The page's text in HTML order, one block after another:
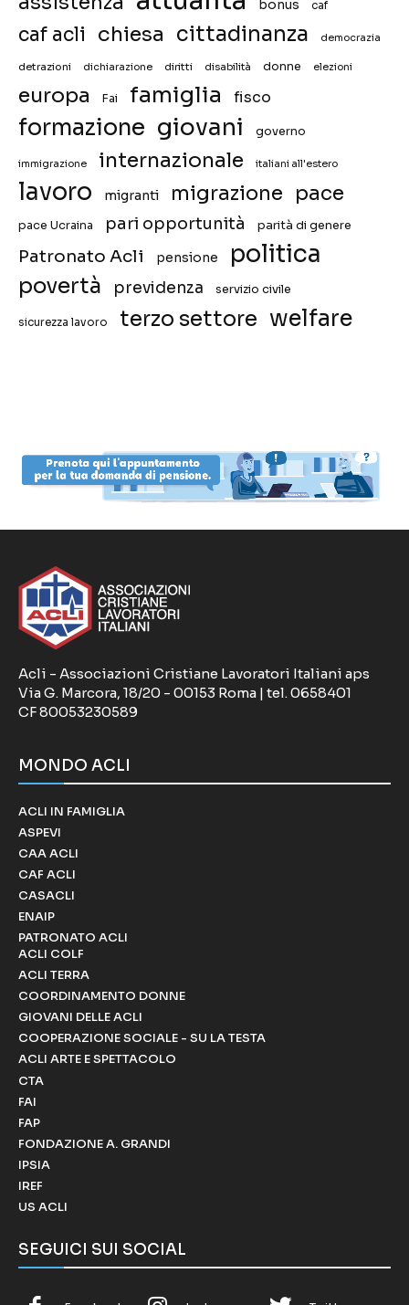
bonus caf
caf acli chiesa cittadinanza democrazia
detrazioni dichiarazione diritti disabilità donne elezioni
europa Fai famiglia fisco
formazione giovani governo
immigrazione internazionale italiani all'estero
lavoro migranti migrazione pace
pace Ucraina pari opportunità parità di genere
Patronato Acli pensione politica
povertà previdenza servizio civile
sicurezza lavoro terzo settore welfare
Acli - Associazioni Cristiane Lavoratori Italiani aps
Via G. Marcora, 18/20 - 00153 Roma | tel. 0658401
CF 80053230589
MONDO ACLI
ACLI IN FAMIGLIA
ASPEVI
CAA ACLI
CAF ACLI
CASACLI
ENAIP
PATRONATO ACLI
ACLI COLF
ACLI TERRA
COORDINAMENTO DONNE
GIOVANI DELLE ACLI
COOPERAZIONE SOCIALE - SU LA TESTA
ACLI ARTE E SPETTACOLO
CTA
FAI
FAP
FONDAZIONE A. GRANDI
IPSIA
IREF
US ACLI
SEGUICI SUI SOCIAL